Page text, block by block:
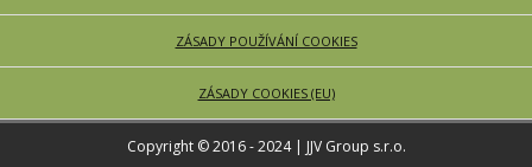
ZÁSADY POUŽÍVÁNÍ COOKIES
ZÁSADY COOKIES (EU)
Copyright © 2016 - 2024 | JJV Group s.r.o.